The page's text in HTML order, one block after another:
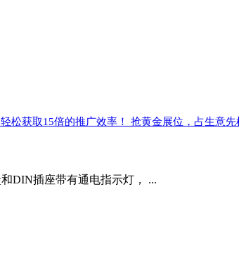
松获取15倍的推广效率！ 抢黄金展位，占生意先
DIN插座带有通电指示灯， ...